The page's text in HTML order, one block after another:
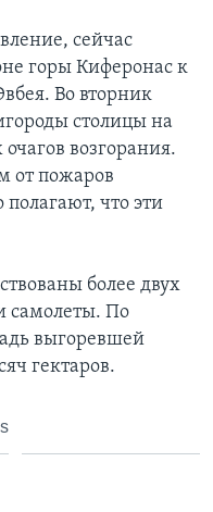
сейчас
горы Киферонас к
Во вторник
столицы на
возгорания.
от пожаров
что эти
более двух
самолеты. По
выгоревшей
гектаров.